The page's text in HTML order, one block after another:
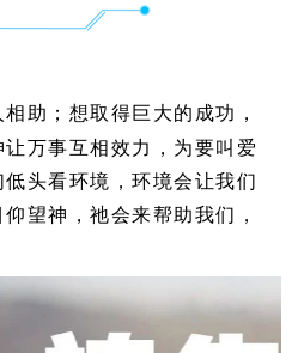
助；想取得巨大的成功，
万事互相效力，为要叫爱
头看环境，环境会让我们
望神，祂会来帮助我们，